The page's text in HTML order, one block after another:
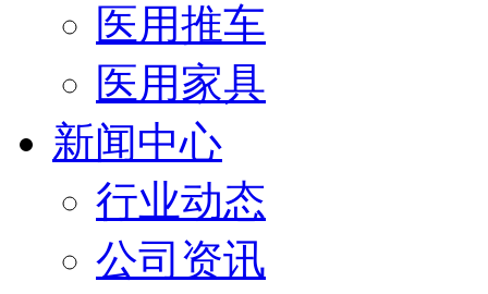
医用推车
医用家具
新闻中心
行业动态
公司资讯